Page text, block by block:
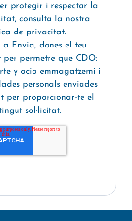
protegir i respectar la
consulta la nostra
de privacitat.
a Envia, dones el teu
per permetre que CDO:
y ocio emmagatzemi i
personals enviades
per proporcionar-te el
sol·licitat.